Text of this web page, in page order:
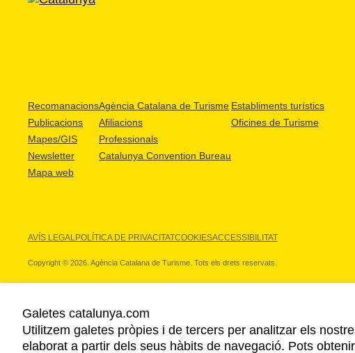
Recomanacions
Publicacions
Mapes/GIS
Newsletter
Mapa web
Agència Catalana de Turisme
Afiliacions
Professionals
Catalunya Convention Bureau
Establiments turístics
Oficines de Turisme
AVÍS LEGALPOLÍTICA DE PRIVACITATCOOKIESACCESSIBILITAT
Copyright © 2026. Agència Catalana de Turisme. Tots els drets reservats.
ELS NOSTRES PARTNERS
Galetes catalunya.com
Utilitzem galetes pròpies i de tercers per analitzar els
elaborat a partir dels seus hàbits de navegació. Pots